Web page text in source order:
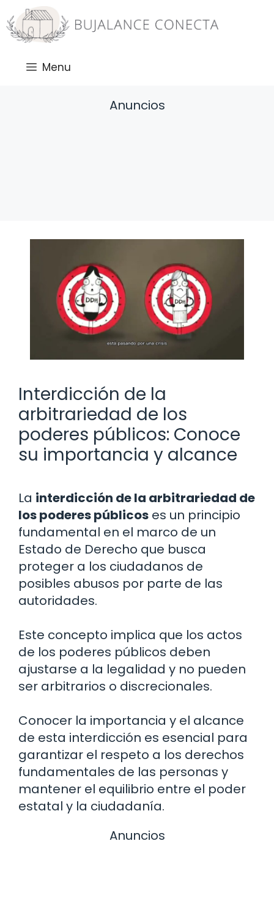
Saltar
al
contenido
Menu
Anuncios
Interdicción de la
arbitrariedad de los
poderes públicos: Conoce
su importancia y alcance
La interdicción de la arbitrariedad de
los poderes públicos es un principio
fundamental en el marco de un
Estado de Derecho que busca
proteger a los ciudadanos de
posibles abusos por parte de las
autoridades.
Este concepto implica que los actos
de los poderes públicos deben
ajustarse a la legalidad y no pueden
ser arbitrarios o discrecionales.
Conocer la importancia y el alcance
de esta interdicción es esencial para
garantizar el respeto a los derechos
fundamentales de las personas y
mantener el equilibrio entre el poder
estatal y la ciudadanía.
Anuncios